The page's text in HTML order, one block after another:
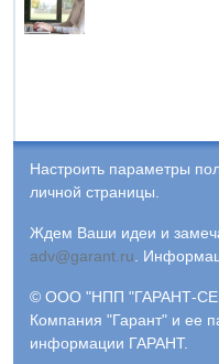
Настроить параметры
личной страницы.
Ждем Ваши идеи и
adv@garant.ru
© ООО "НПП "ГАРАНТ-
Компания "Гарант" и ее
информации ГАРАНТ.